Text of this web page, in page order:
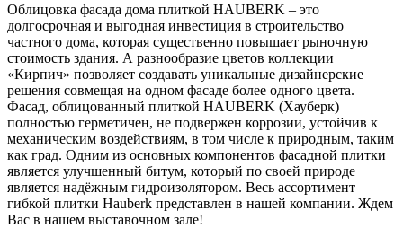
Облицовка фасада дома плиткой HAUBERK – это
долгосрочная и выгодная инвестиция в строительство
частного дома, которая существенно повышает рыночную
стоимость здания. А разнообразие цветов коллекции
«Кирпич» позволяет создавать уникальные дизайнерские
решения совмещая на одном фасаде более одного цвета.
Фасад, облицованный плиткой HAUBERK (Хауберк)
полностью герметичен, не подвержен коррозии, устойчив к
механическим воздействиям, в том числе к природным, таким
как град. Одним из основных компонентов фасадной плитки
является улучшенный битум, который по своей природе
является надёжным гидроизолятором. Весь ассортимент
гибкой плитки Hauberk представлен в нашей компании. Ждем
Вас в нашем выставочном зале!